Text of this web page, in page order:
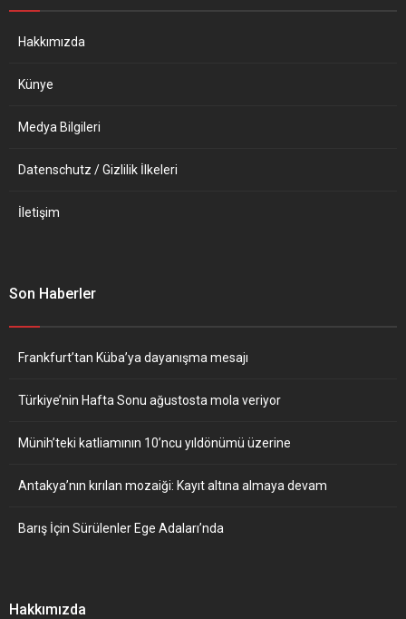
Parti Genel Başkan
Hakkımızda
Künye
Medya Bilgileri
Datenschutz / Gizlilik İlkeleri
İletişim
Son Haberler
Frankfurt’tan Küba’ya dayanışma mesajı
Türkiye’nin Hafta Sonu ağustosta mola veriyor
Münih’teki katliamının 10’ncu yıldönümü üzerine
Antakya’nın kırılan mozaiği: Kayıt altına almaya devam
Barış İçin Sürülenler Ege Adaları’nda
Hakkımızda